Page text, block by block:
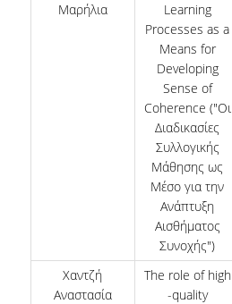
Μαρήλια
Learning
Processes as a
Means for
Developing
Sense of
Coherence ("Οι
Διαδικασίες
Συλλογικής
Μάθησης ως
Μέσο για την
Ανάπτυξη
Αισθήματος
Συνοχής")
Χαντζή
Αναστασία
The role of high
-quality